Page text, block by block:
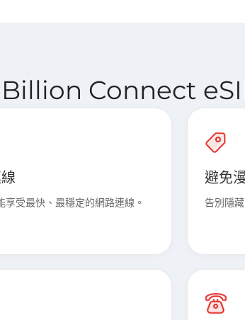
Billion Connect
享受最快、最穩定的網路連線。
避免
告別隱